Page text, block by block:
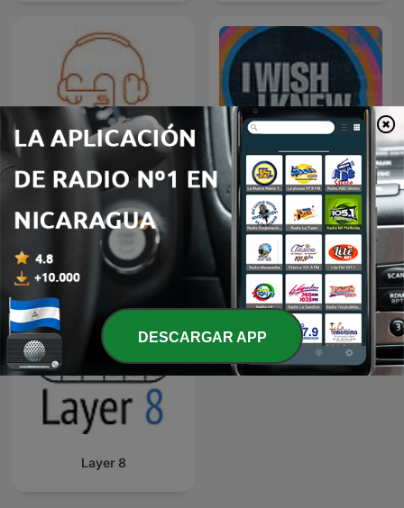
Layer By Layer I Wish I Knew
Layer 8
DESCARGAR APP